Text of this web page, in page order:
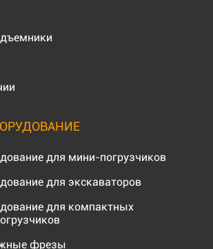
для мини-погрузчиков
для экскаваторов
для компактных
фрезы